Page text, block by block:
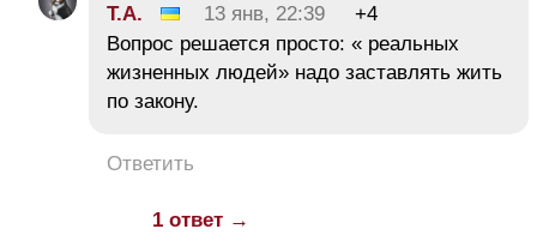
Т.А. 13 янв, 22:39
+4
Вопрос решается просто: « реальных
жизненных людей» надо заставлять жить
по закону.
Ответить
1 ответ →